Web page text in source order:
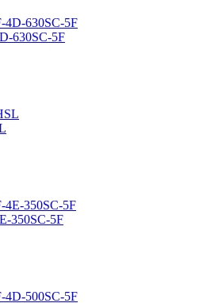
630SC-5F
350SC-5F